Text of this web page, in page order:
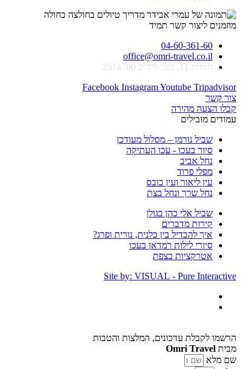
מוזמנים ליצור קשר תמיד
04-60-361-60
office@omri-travel.co.il
חוחית 11, כפר ורדים 2514700
Facebook InstagramYoutube Tripadvisor
צור קשר
קבלו הצעה מהירה
עמודים מובילים
שביל נורמן – מסלול מעודכן
סיור בעכו - עכו העתיקה
נחל אביב
מפלי פרוד
עין ליאור ועין כובס
נחל שרך ונחל בצת
שביל אלי כהן בגולן
קירות מדברים
איך להבדיל בין כלנית, נורית ופרג?
סיורי לילות רמדאן בעכו
אטרקציות בצפת
Site by: VISUAL - Pure Interactive
הרשמו לקבלת עדכונים, המלצות והטבות
מבית
שם מלא